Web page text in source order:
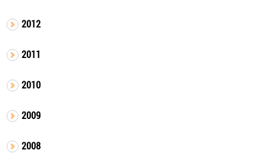
2012
2011
2010
2009
2008